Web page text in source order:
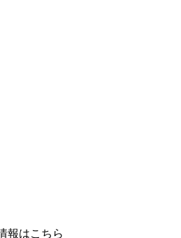
報はこちら